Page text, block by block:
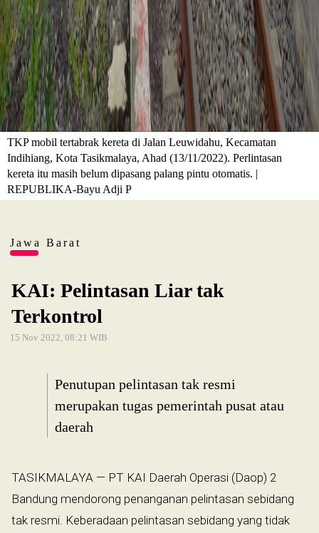
TKP mobil tertabrak kereta di Jalan Leuwidahu, Kecamatan
Indihiang, Kota Tasikmalaya, Ahad (13/11/2022). Perlintasan
kereta itu masih belum dipasang palang pintu otomatis. |
REPUBLIKA-Bayu Adji P
Jawa Barat
KAI: Pelintasan Liar tak
Terkontrol
15 Nov 2022, 08:21 WIB
Penutupan pelintasan tak resmi
merupakan tugas pemerintah pusat atau
daerah
TASIKMALAYA — PT KAI Daerah Operasi (Daop) 2
Bandung mendorong penanganan pelintasan sebidang
tak resmi. Keberadaan pelintasan sebidang yang tidak